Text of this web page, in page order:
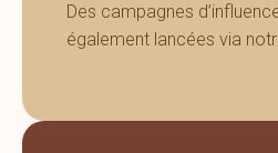
Des campagnes
également lancées via